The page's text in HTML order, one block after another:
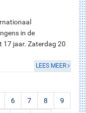
in de
17 jaar. Zaterdag 20
LEES MEER
6 7 8 9